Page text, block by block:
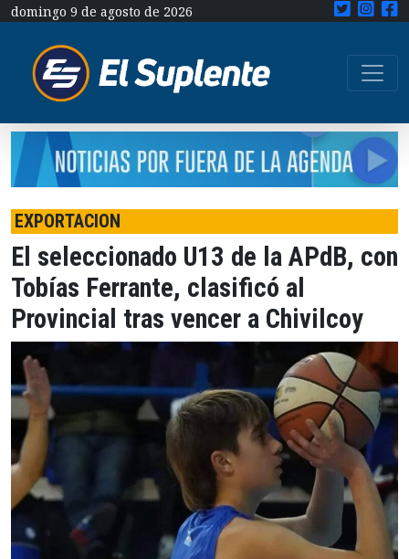
domingo 9 de agosto de 2026
EXPORTACION
El seleccionado U13 de la APdB, con
Tobías Ferrante, clasificó al
Provincial tras vencer a Chivilcoy